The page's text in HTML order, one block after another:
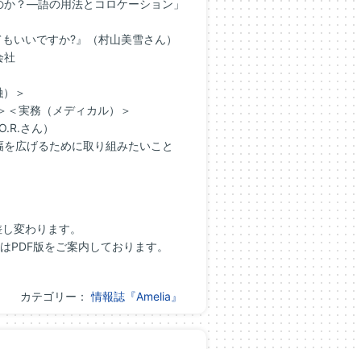
？―語の用法とコロケーション」
いですか?』（村山美雪さん）
社
＞
実務（メディカル）＞
さん）
広げるために取り組みたいこと
変わります。
PDF版をご案内しております。
カテゴリー：情報誌『Amelia』